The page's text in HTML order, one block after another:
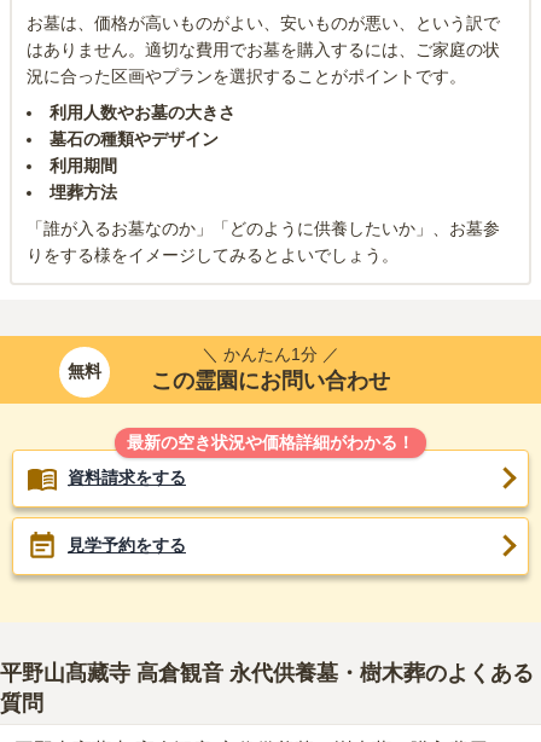
お墓は、価格が高いものがよい、安いものが悪い、という訳で
はありません。適切な費用でお墓を購入するには、ご家庭の状
況に合った区画やプランを選択することがポイントです。
利用人数やお墓の大きさ
墓石の種類やデザイン
利用期間
埋葬方法
「誰が入るお墓なのか」「どのように供養したいか」、お墓参
りをする様をイメージしてみるとよいでしょう。
無料
＼ かんたん1分 ／
この霊園にお問い合わせ
最新の空き状況や価格詳細がわかる！
資料請求をする
見学予約をする
平野山髙藏寺 高倉観音 永代供養墓・樹木葬のよくある
質問